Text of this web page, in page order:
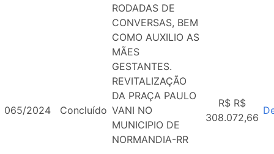
RODADAS DE
CONVERSAS, BEM
COMO AUXILIO AS
MÃES
GESTANTES.
065/2024 Concluído
REVITALIZAÇÃO
DA PRAÇA PAULO
VANI NO
MUNICIPIO DE
NORMANDIA-RR
R$ R$
308.072,66